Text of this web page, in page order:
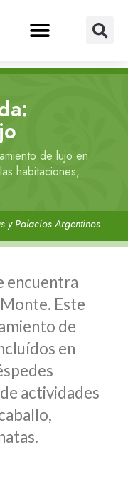
de lujo en
habitaciones,
y Palacios Argentinos
encuentra
Este
de
en
actividades